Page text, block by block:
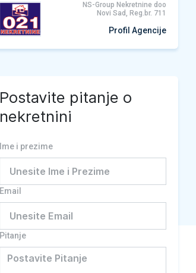
NS-Group Nekretnine doo
Novi Sad, Reg.br. 711
Profil Agencije
Postavite pitanje o
nekretnini
Ime i prezime
Email
Pitanje